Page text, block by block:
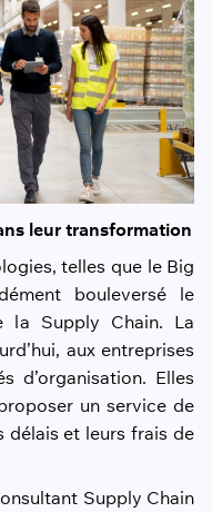
leur transformation
telles que le Big
bouleversé le
la Supply Chain. La
aux entreprises
d’organisation. Elles
un service de
délais et leurs frais de
Supply Chain